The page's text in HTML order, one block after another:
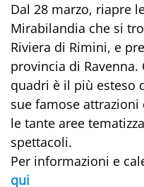
Dal 28 marzo, riapre
Mirabilandia che si
Riviera di Rimini, e
provincia di
quadri è il più esteso
sue famose
le tante aree
spettacoli.
Per informazioni e
qui